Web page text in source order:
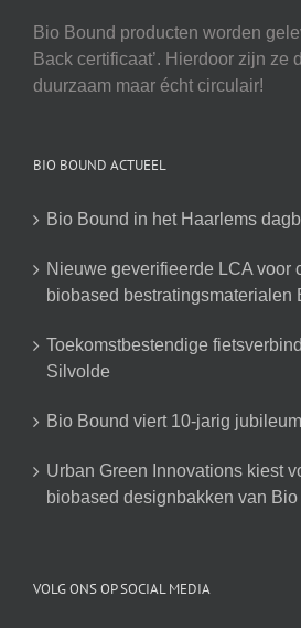
Bio Bound producten worden
Back certificaat’. Hierdoor zijn ze
duurzaam maar écht circulair!
BIO BOUND ACTUEEL
Bio Bound in het Haarlems
Nieuwe geverifieerde LCA voor
biobased bestratingsmaterialen
Toekomstbestendige
Silvolde
Bio Bound viert 10-jarig jubileum
Urban Green Innovations kiest
biobased designbakken van Bio
VOLG ONS OP SOCIAL MEDIA